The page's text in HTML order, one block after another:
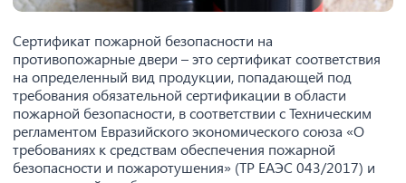
Сертификат пожарной безопасности на
противопожарные двери – это сертификат соответствия
на определенный вид продукции, попадающей под
требования обязательной сертификации в области
пожарной безопасности, в соответствии с Техническим
регламентом Евразийского экономического союза «О
требованиях к средствам обеспечения пожарной
безопасности и пожаротушения» (ТР ЕАЭС 043/2017) и